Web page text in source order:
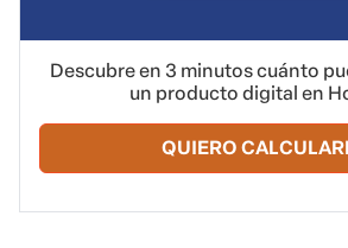
Descubre en 3 minutos cuánto
un producto digital en
QUIERO